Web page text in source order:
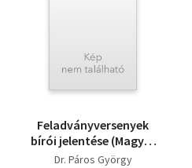
Feladványversenyek
bírói jelentése (Magyar
Sakkvilág Könyvtára)
Dr. Páros György